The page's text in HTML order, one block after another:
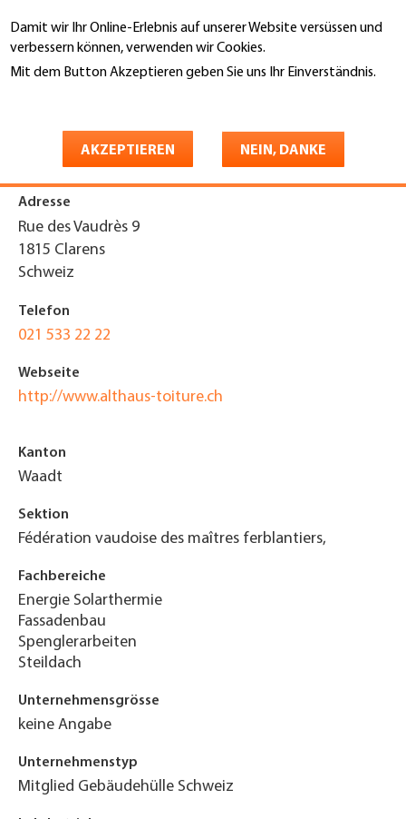
Damit wir Ihr Online-Erlebnis auf unserer Website versüssen und
verbessern können, verwenden wir Cookies.
Mit dem Button Akzeptieren geben Sie uns Ihr Einverständnis.
AKZEPTIEREN NEIN, DANKE
zum
Inhalt
Althaus Toiture SA
Adresse
Rue des Vaudrès 9
1815 Clarens
Schweiz
Telefon
021 533 22 22
Webseite
http://www.althaus-toiture.ch
Kanton
Waadt
Sektion
Fédération vaudoise des maîtres ferblantiers,
Fachbereiche
Energie Solarthermie
Fassadenbau
Spenglerarbeiten
Steildach
Unternehmensgrösse
keine Angabe
Unternehmenstyp
Mitglied Gebäudehülle Schweiz